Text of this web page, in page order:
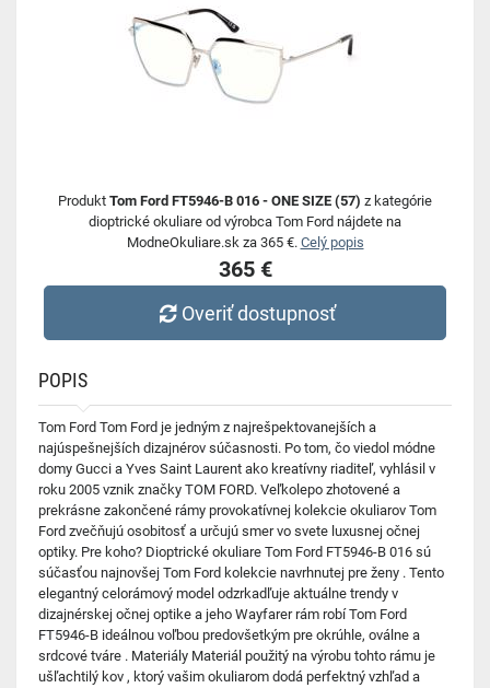
Produkt Tom Ford FT5946-B 016 - ONE SIZE (57) z kategórie
dioptrické okuliare od výrobca Tom Ford nájdete na
ModneOkuliare.sk za 365 €. Celý popis
365 €
Overiť dostupnosť
POPIS
Tom Ford Tom Ford je jedným z najrešpektovanejších a
najúspešnejších dizajnérov súčasnosti. Po tom, čo viedol módne
domy Gucci a Yves Saint Laurent ako kreatívny riaditeľ, vyhlásil v
roku 2005 vznik značky TOM FORD. Veľkolepo zhotovené a
prekrásne zakončené rámy provokatívnej kolekcie okuliarov Tom
Ford zvečňujú osobitosť a určujú smer vo svete luxusnej očnej
optiky. Pre koho? Dioptrické okuliare Tom Ford FT5946-B 016 sú
súčasťou najnovšej Tom Ford kolekcie navrhnutej pre ženy . Tento
elegantný celorámový model odzrkadľuje aktuálne trendy v
dizajnérskej očnej optike a jeho Wayfarer rám robí Tom Ford
FT5946-B ideálnou voľbou predovšetkým pre okrúhle, oválne a
srdcové tváre . Materiály Materiál použitý na výrobu tohto rámu je
ušľachtilý kov , ktorý vašim okuliarom dodá perfektný vzhľad a